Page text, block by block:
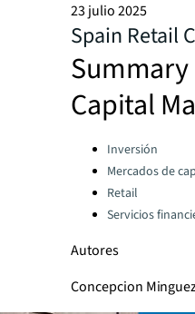
23 julio 2025
Spain Retail
Capital
Categories:
Inversión
Mercados de
Retail
Servicios
Autores
Concepcion